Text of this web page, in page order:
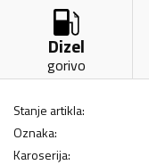
Dizel
gorivo
Stanje artikla:
Oznaka:
Karoserija: